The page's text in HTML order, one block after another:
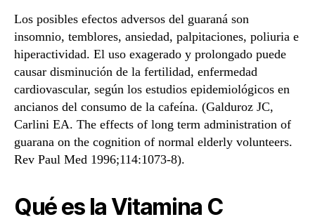
Los posibles efectos adversos del guaraná son
insomnio, temblores, ansiedad, palpitaciones, poliuria e
hiperactividad. El uso exagerado y prolongado puede
causar disminución de la fertilidad, enfermedad
cardiovascular, según los estudios epidemiológicos en
ancianos del consumo de la cafeína. (Galduroz JC,
Carlini EA. The effects of long term administration of
guarana on the cognition of normal elderly volunteers.
Rev Paul Med 1996;114:1073-8).
Qué es la Vitamina C